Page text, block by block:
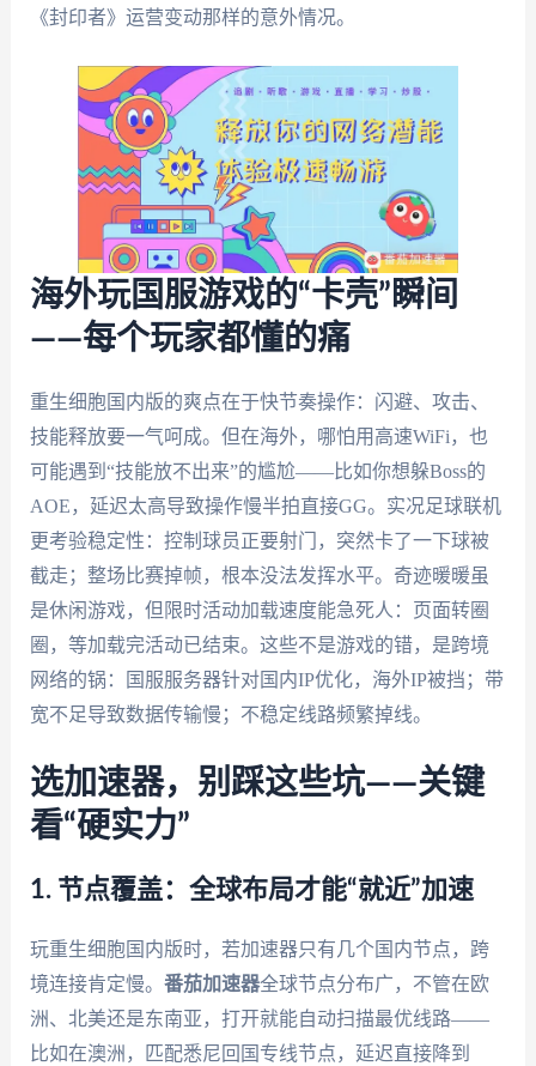
《封印者》运营变动那样的意外情况。
海外玩国服游戏的“卡壳”瞬间
——每个玩家都懂的痛
重生细胞国内版的爽点在于快节奏操作：闪避、攻击、
技能释放要一气呵成。但在海外，哪怕用高速WiFi，也
可能遇到“技能放不出来”的尴尬——比如你想躲Boss的
AOE，延迟太高导致操作慢半拍直接GG。实况足球联机
更考验稳定性：控制球员正要射门，突然卡了一下球被
截走；整场比赛掉帧，根本没法发挥水平。奇迹暖暖虽
是休闲游戏，但限时活动加载速度能急死人：页面转圈
圈，等加载完活动已结束。这些不是游戏的错，是跨境
网络的锅：国服服务器针对国内IP优化，海外IP被挡；带
宽不足导致数据传输慢；不稳定线路频繁掉线。
选加速器，别踩这些坑——关键
看“硬实力”
1. 节点覆盖：全球布局才能“就近”加速
玩重生细胞国内版时，若加速器只有几个国内节点，跨
境连接肯定慢。 番茄加速器全球节点分布广，不管在欧
洲、北美还是东南亚，打开就能自动扫描最优线路——
比如在澳洲，匹配悉尼回国专线节点，延迟直接降到